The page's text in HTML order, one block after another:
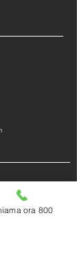
ora 800